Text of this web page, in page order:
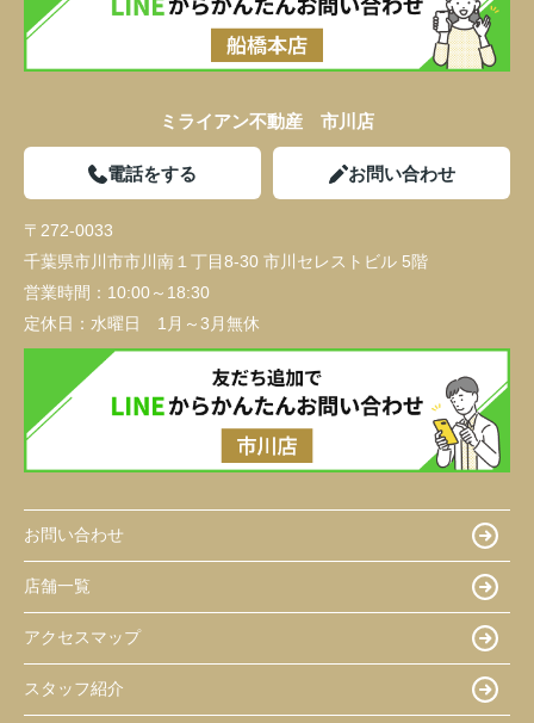
ミライアン不動産 市川店
電話をする お問い合わせ
〒272-0033
千葉県市川市市川南１丁目8-30 市川セレストビル 5階
営業時間： 10:00～18:30
定休日： 水曜日 1月～3月無休
お問い合わせ
店舗一覧
アクセスマップ
スタッフ紹介